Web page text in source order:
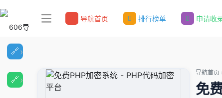
导航首页 排行榜单 申请收
导航首页
免